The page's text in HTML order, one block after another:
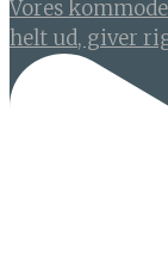
Vores
helt ud, giver